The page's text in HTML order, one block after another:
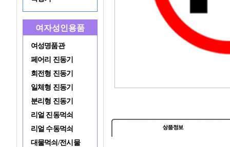
여자성인용품
여성명품관
페어리 진동기
회전형 진동기
일체형 진동기
분리형 진동기
리얼 진동먹쇠
리얼 수동먹쇠
대물먹쇠/전시물